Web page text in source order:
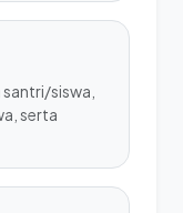
siswa,
serta